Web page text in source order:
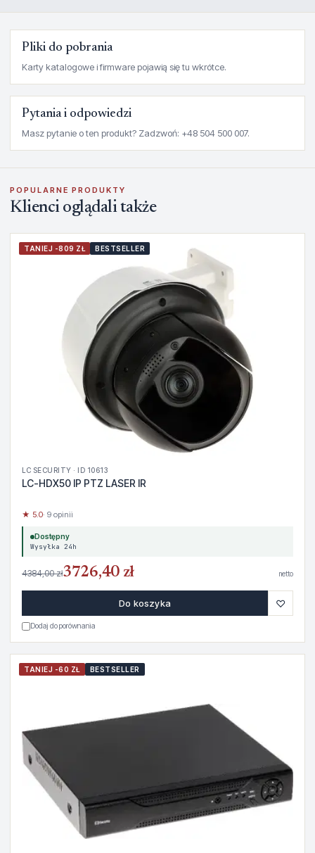
Pliki do pobrania
Karty katalogowe i firmware pojawią się tu wkrótce.
Pytania i odpowiedzi
Masz pytanie o ten produkt? Zadzwoń: +48 504 500 007.
POPULARNE PRODUKTY
Klienci oglądali także
TANIEJ -809 ZŁ BESTSELLER
LC SECURITY · ID 10613
LC-HDX50 IP PTZ LASER IR
★ 5.0· 9 opinii
Dostępny
Wysyłka 24h
4384,00 zł3726,40 zł netto
Do koszyka ♡
Dodaj do porównania
TANIEJ -60 ZŁ BESTSELLER